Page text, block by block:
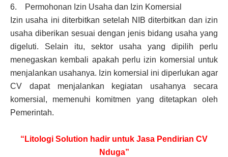
6. Permohonan Izin Usaha dan Izin Komersial
Izin usaha ini diterbitkan setelah NIB diterbitkan dan izin
usaha diberikan sesuai dengan jenis bidang usaha yang
digeluti. Selain itu, sektor usaha yang dipilih perlu
menegaskan kembali apakah perlu izin komersial untuk
menjalankan usahanya. Izin komersial ini diperlukan agar
CV dapat menjalankan kegiatan usahanya secara
komersial, memenuhi komitmen yang ditetapkan oleh
Pemerintah.
“Litologi Solution hadir untuk Jasa Pendirian CV
Nduga”